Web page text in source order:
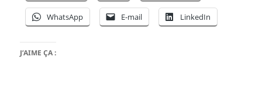
WhatsApp E-mail LinkedIn
J’AIME ÇA :